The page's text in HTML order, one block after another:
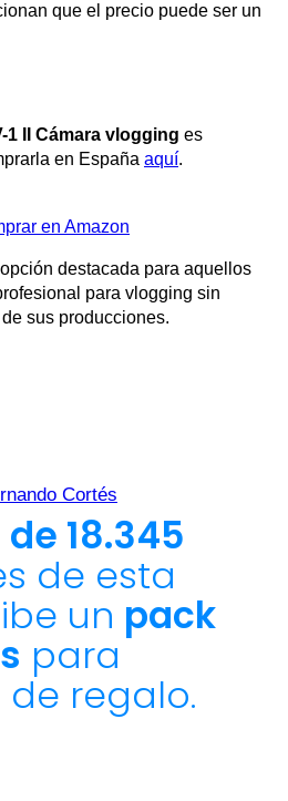
que el precio puede ser un
1 II Cámara vlogging es
en España aquí.
destacada para aquellos
para vlogging sin
sus producciones.
18.345
de esta
un pack
para
regalo.